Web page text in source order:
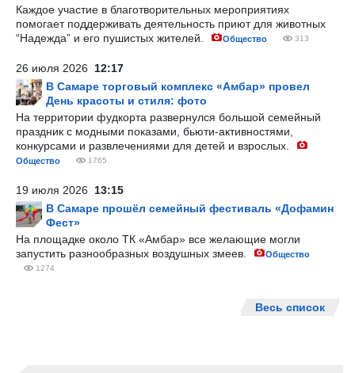
Каждое участие в благотворительных мероприятиях
помогает поддерживать деятельность приют для животных
“Надежда” и его пушистых жителей.
Общество 313
26 июля 2026 12:17
В Самаре торговый комплекс «Амбар» провел
День красоты и стиля: фото
На территории фудкорта развернулся большой семейный
праздник с модными показами, бьюти-активностями,
конкурсами и развлечениями для детей и взрослых.
Общество 1765
19 июля 2026 13:15
В Самаре прошёл семейный фестиваль «Дофамин
Фест»
На площадке около ТК «Амбар» все желающие могли
запустить разнообразных воздушных змеев.
Общество
1274
Весь список